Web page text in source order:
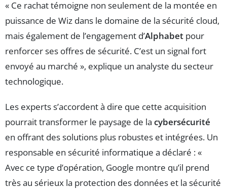
« Ce rachat témoigne non seulement de la montée en
puissance de Wiz dans le domaine de la sécurité cloud,
mais également de l’engagement d’Alphabet pour
renforcer ses offres de sécurité. C’est un signal fort
envoyé au marché », explique un analyste du secteur
technologique.
Les experts s’accordent à dire que cette acquisition
pourrait transformer le paysage de la cybersécurité
en offrant des solutions plus robustes et intégrées. Un
responsable en sécurité informatique a déclaré : «
Avec ce type d’opération, Google montre qu’il prend
très au sérieux la protection des données et la sécurité